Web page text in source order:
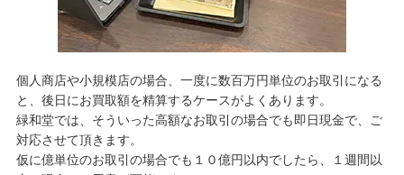
個人商店や小規模店の場合、一度に数百万円単位のお取引になる
と、後日にお買取額を精算するケースがよくあります。
緑和堂では、そういった高額なお取引の場合でも即日現金で、ご
対応させて頂きます。
仮に億単位のお取引の場合でも１０億円以内でしたら、１週間以